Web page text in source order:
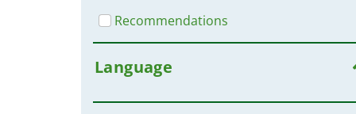
Recommendations
Language